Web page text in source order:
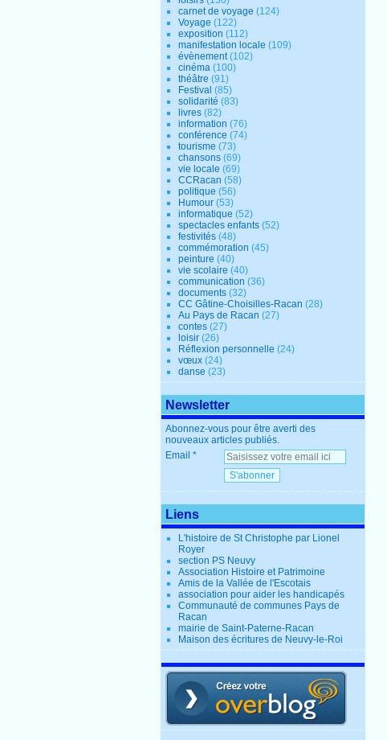
carnet de voyage (124)
Voyage (122)
exposition (112)
manifestation locale (109)
évènement(102)
cinéma (100)
théâtre (91)
Festival (85)
solidarité (83)
livres (82)
information (76)
conférence (74)
tourisme (73)
chansons (69)
vie locale (69)
CCRacan (58)
politique (56)
Humour (53)
informatique (52)
spectacles enfants (52)
festivités (48)
commémoration (45)
peinture (40)
vie scolaire (40)
communication (36)
documents (32)
CC Gâtine-Choisilles-Racan (28)
Au Pays de Racan (27)
contes (27)
loisir (26)
Réflexion personnelle (24)
vœux (24)
danse (23)
Newsletter
Abonnez-vous pour être averti des
nouveaux articles publiés.
Email
Liens
L'histoire de St Christophe par Lionel
Royer
section PS Neuvy
Association Histoire et Patrimoine
Amis de la Vallée de l'Escotais
association pour aider les handicapés
Communauté de communes Pays de
Racan
mairie de Saint-Paterne-Racan
Maison des écritures de Neuvy-le-Roi